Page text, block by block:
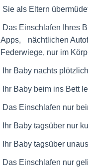
Sie als Eltern
Das Einschlafen Ihres
Apps, nächtlichen
Federwiege, nur im
Ihr Baby nachts
Ihr Baby beim ins Bett
Das Einschlafen nur
Ihr Baby tagsüber nur
Ihr Baby tagsüber
Das Einschlafen nur